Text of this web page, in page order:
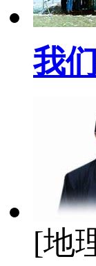
我
[地